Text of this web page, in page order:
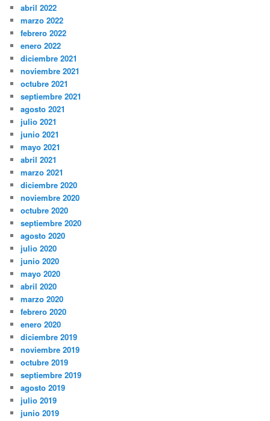
abril 2022
marzo 2022
febrero 2022
enero 2022
diciembre 2021
noviembre 2021
octubre 2021
septiembre 2021
agosto 2021
julio 2021
junio 2021
mayo 2021
abril 2021
marzo 2021
diciembre 2020
noviembre 2020
octubre 2020
septiembre 2020
agosto 2020
julio 2020
junio 2020
mayo 2020
abril 2020
marzo 2020
febrero 2020
enero 2020
diciembre 2019
noviembre 2019
octubre 2019
septiembre 2019
agosto 2019
julio 2019
junio 2019